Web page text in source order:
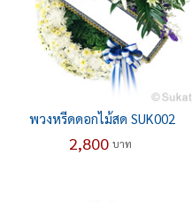
พวงหรีดดอกไม้สด SUK002
2,800 บาท